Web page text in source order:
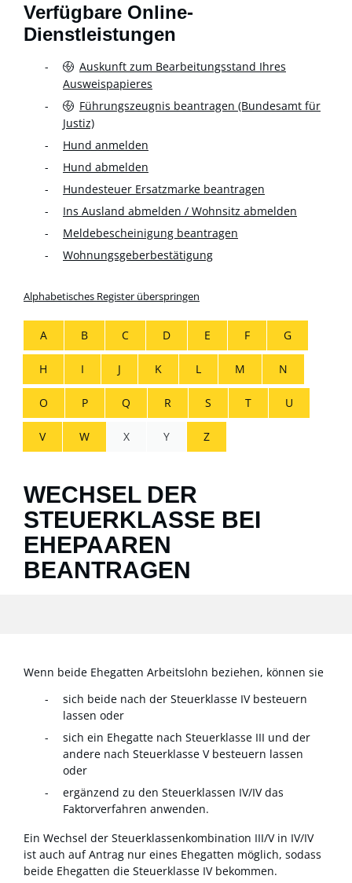
Verfügbare Online-
Dienstleistungen
Auskunft zum Bearbeitungsstand Ihres
Ausweispapieres
Führungszeugnis beantragen (Bundesamt für
Justiz)
Hund anmelden
Hund abmelden
Hundesteuer Ersatzmarke beantragen
Ins Ausland abmelden / Wohnsitz abmelden
Meldebescheinigung beantragen
Wohnungsgeberbestätigung
Alphabetisches Register überspringen
A B C D E F G
H I J K L M N
O P Q R S T U
V W X Y Z
WECHSEL DER
STEUERKLASSE BEI
EHEPAAREN
BEANTRAGEN
Wenn beide Ehegatten Arbeitslohn beziehen, können sie
sich beide nach der Steuerklasse IV besteuern
lassen oder
sich ein Ehegatte nach Steuerklasse III und der
andere nach Steuerklasse V besteuern lassen
oder
ergänzend zu den Steuerklassen IV/IV das
Faktorverfahren anwenden.
Ein Wechsel der Steuerklassenkombination III/V in IV/IV
ist auch auf Antrag nur eines Ehegatten möglich, sodass
beide Ehegatten die Steuerklasse IV bekommen.